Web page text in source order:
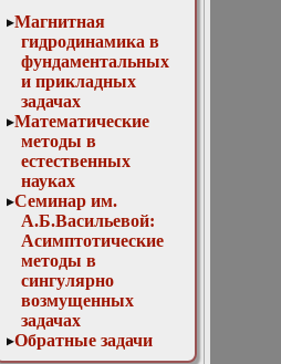
Заседание кафедры
12 апреля 2017 г.
Заседание кафедры
13 декабря 2017 г.
Отчет магистров
13 декабря 2023г.
Доклад Д. В.
Лукьяненко
«Особенности
построения
численных схем
для решения
трёхмерных
линейных
некорректно
поставленных
обратных задач с
Магнитная
гидродинамика в
фундаментальных
и прикладных
задачах
Математические
методы в
естественных
науках
Семинар им.
А.Б.Васильевой:
Асимптотические
методы в
сингулярно
возмущенных
задачах
Обратные задачи
математической